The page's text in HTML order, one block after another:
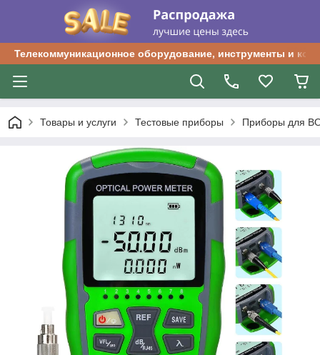
Телекоммуникационное оборудование, инструменты и
Товары и услуги Тестовые приборы Приборы для